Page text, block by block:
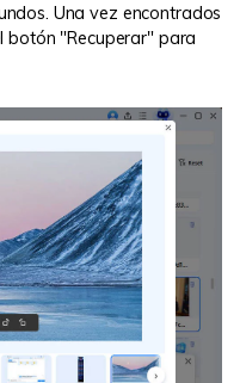
Una vez encontrados
botón "Recuperar" para